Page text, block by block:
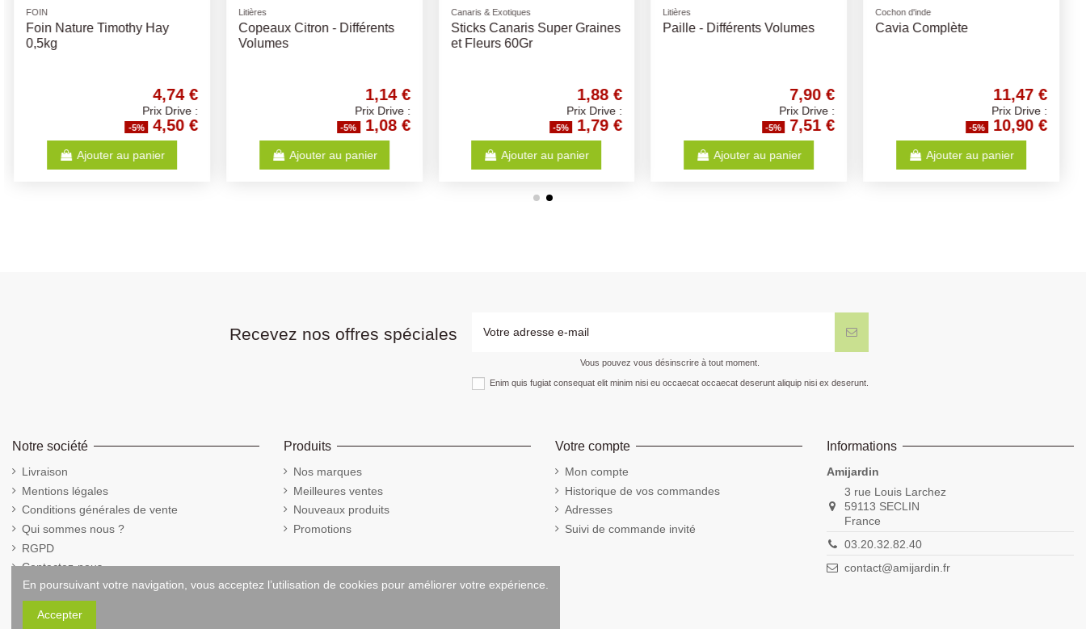
Canaris & Exotiques
Sticks Canaris Super Graines
et Fleurs 60Gr
1,88 €
Prix Drive :
-5% 1,79 €
Ajouter au panier
Litières
Paille - Différents Volumes
7,90 €
Prix Drive :
-5% 7,51 €
Ajouter au panier
Cochon d'inde
Cavia Complète
11,47 €
Prix Drive :
-5% 10,90 €
Ajouter au panier
Maisons de toilette
Desodorisant Litiere Pin
4,74 €
Prix Drive :
-5% 4,50 €
Ajouter au panier
Canaris & Exotiques
Sticks Canaris Mélange
1,88 €
Prix Drive :
-5% 1,79 €
Ajouter au panier
Recevez nos offres spéciales
Vous pouvez vous désinscrire à tout moment.
Enim quis fugiat consequat elit minim nisi eu occaecat occaecat deserunt aliquip nisi ex deserunt.
Notre société
Livraison
Mentions légales
Conditions générales de vente
Qui sommes nous ?
RGPD
Contactez-nous
Cookies
Produits
Nos marques
Meilleures ventes
Nouveaux produits
Promotions
Votre compte
Mon compte
Historique de vos commandes
Adresses
Suivi de commande invité
Informations
Amijardin
3 rue Louis Larchez
59113 SECLIN
France
03.20.32.82.40
contact@amijardin.fr
En poursuivant votre navigation, vous acceptez l’utilisation de cookies pour améliorer votre expérience.
Accepter